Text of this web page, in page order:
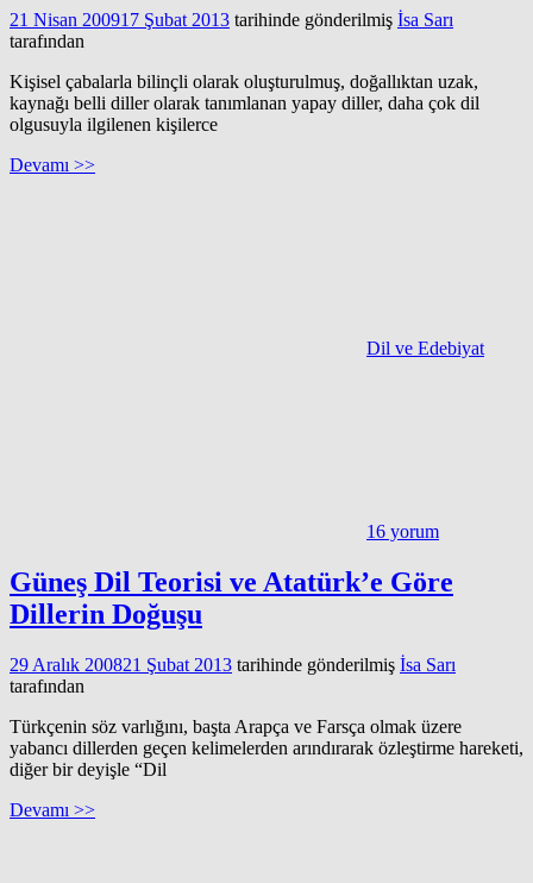
21 Nisan 200917 Şubat 2013 tarihinde gönderilmiş İsa Sarı
tarafından
Kişisel çabalarla bilinçli olarak oluşturulmuş, doğallıktan uzak,
kaynağı belli diller olarak tanımlanan yapay diller, daha çok dil
olgusuyla ilgilenen kişilerce
Devamı >>
Dil ve Edebiyat
16 yorum
Güneş Dil Teorisi ve Atatürk’e Göre
Dillerin Doğuşu
29 Aralık 200821 Şubat 2013 tarihinde gönderilmiş İsa Sarı
tarafından
Türkçenin söz varlığını, başta Arapça ve Farsça olmak üzere
yabancı dillerden geçen kelimelerden arındırarak özleştirme hareketi,
diğer bir deyişle “Dil
Devamı >>